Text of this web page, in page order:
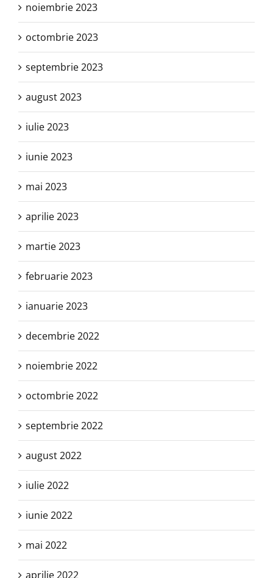
noiembrie 2023
octombrie 2023
septembrie 2023
august 2023
iulie 2023
iunie 2023
mai 2023
aprilie 2023
martie 2023
februarie 2023
ianuarie 2023
decembrie 2022
noiembrie 2022
octombrie 2022
septembrie 2022
august 2022
iulie 2022
iunie 2022
mai 2022
aprilie 2022